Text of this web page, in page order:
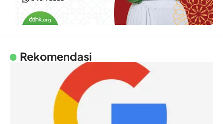
Rekomendasi